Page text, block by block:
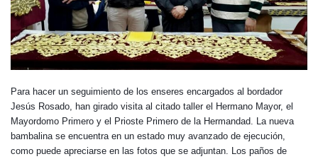
Para hacer un seguimiento de los enseres encargados al bordador
Jesús Rosado, han girado visita al citado taller el Hermano Mayor, el
Mayordomo Primero y el Prioste Primero de la Hermandad. La nueva
bambalina se encuentra en un estado muy avanzado de ejecución,
como puede apreciarse en las fotos que se adjuntan. Los paños de